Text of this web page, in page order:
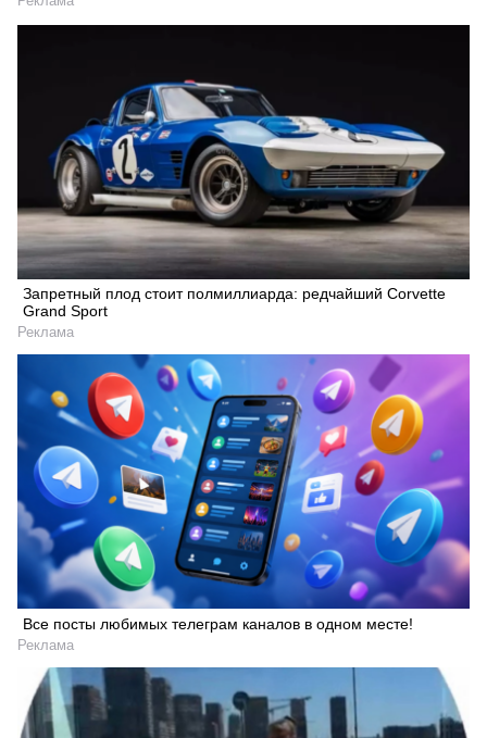
Запретный плод стоит полмиллиарда: редчайший Corvette
Grand Sport
Реклама
Все посты любимых телеграм каналов в одном месте!
Реклама